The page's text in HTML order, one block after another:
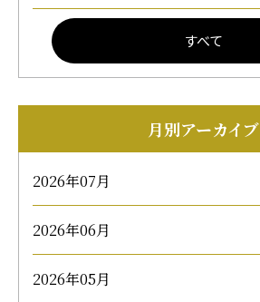
すべて
月別アーカイブ
2026年07月
2026年06月
2026年05月